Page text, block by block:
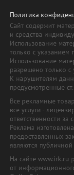
Политика
Сайт содержит
и средства
Использование
только с указанием
Использование
разрешено только с
К нарушителям
предусмотренные
Все рекламные
все услуги -
ответственности
Реклама
предоставленных
являются
На сайте www.irk.ru
от